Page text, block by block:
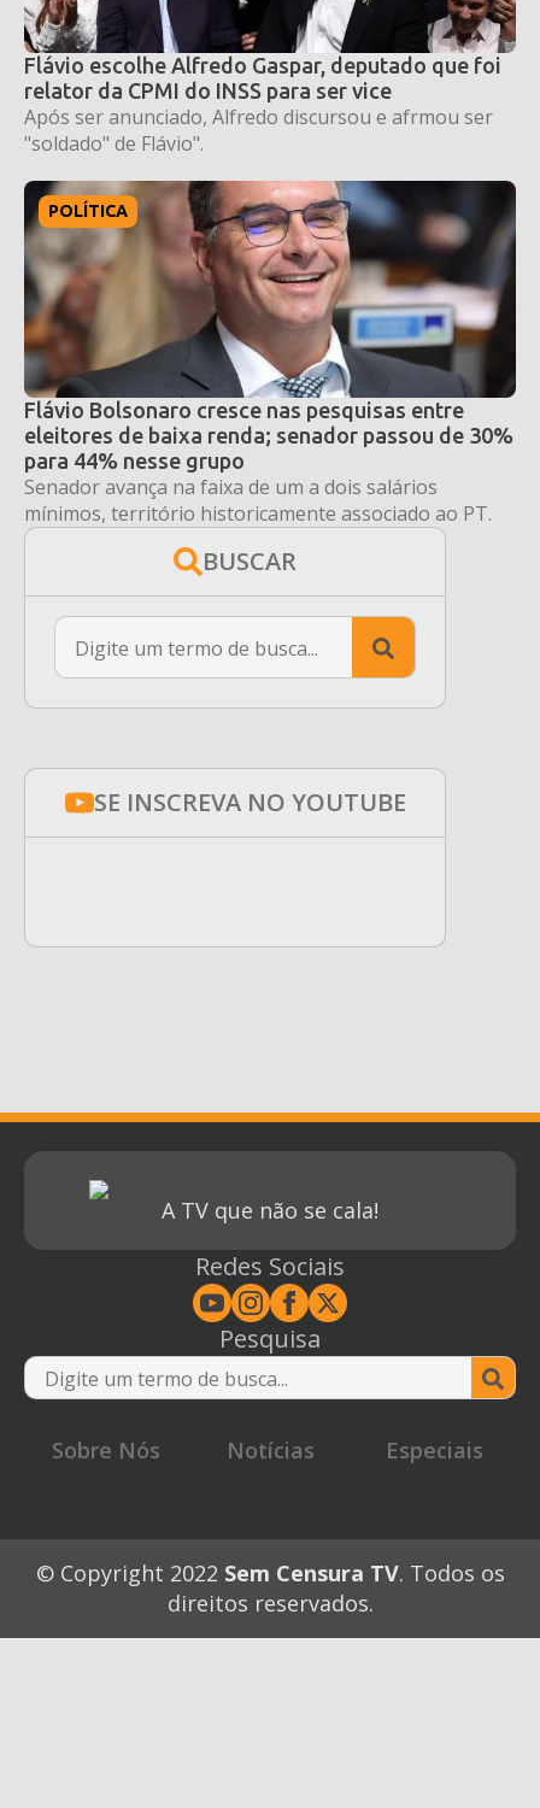
Flávio escolhe Alfredo Gaspar, deputado que foi
relator da CPMI do INSS para ser vice
Após ser anunciado, Alfredo discursou e afrmou ser
"soldado" de Flávio".
POLÍTICA
Flávio Bolsonaro cresce nas pesquisas entre
eleitores de baixa renda; senador passou de 30%
para 44% nesse grupo
Senador avança na faixa de um a dois salários
mínimos, território historicamente associado ao PT.
BUSCAR
Search
for:
SE INSCREVA NO YOUTUBE
A TV que não se cala!
Redes Sociais
Pesquisa
Sobre Nós
Notícias Especiais
© Copyright 2022 Sem Censura TV. Todos os
direitos reservados.